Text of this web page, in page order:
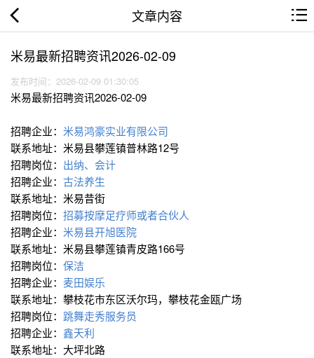
文章内容
米易最新招聘资讯2026-02-09
发布时间：2026-02-09 01:30:05
米易最新招聘资讯2026-02-09
招聘企业： 米易鸿豪实业有限公司
联系地址：米易县攀莲镇普林路12号
招聘岗位： 出纳、会计
招聘企业： 古法养生
联系地址：米易昔街
招聘岗位： 招募按摩足疗师或者合伙人
招聘企业： 米易县开旭医院
联系地址：米易县攀莲镇青皮路166号
招聘岗位： 保洁
招聘企业： 麦田娱乐
联系地址：攀枝花市东区沃尔玛，攀枝花金瓯广场
招聘岗位： 跳舞走秀服务员
招聘企业： 鑫天利
联系地址：大坪北路